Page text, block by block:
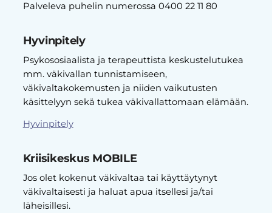
Palveleva puhelin numerossa 0400 22 11 80
Hyvinpitely
Psykososiaalista ja terapeuttista keskustelutukea
mm. väkivallan tunnistamiseen,
väkivaltakokemusten ja niiden vaikutusten
käsittelyyn sekä tukea väkivallattomaan elämään.
Hyvinpitely
Kriisikeskus MOBILE
Jos olet kokenut väkivaltaa tai käyttäytynyt
väkivaltaisesti ja haluat apua itsellesi ja/tai
läheisillesi.